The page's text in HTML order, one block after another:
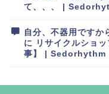
て、、、 |
自分、不器用ですか
に
リサイクルショ
事】 | Sedorhythm